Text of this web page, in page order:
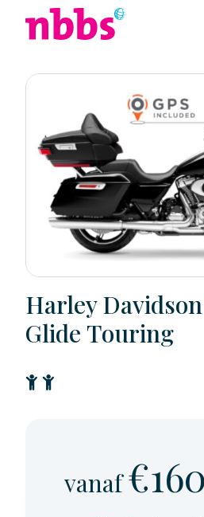
Harley
Glide Touring
vanaf€160